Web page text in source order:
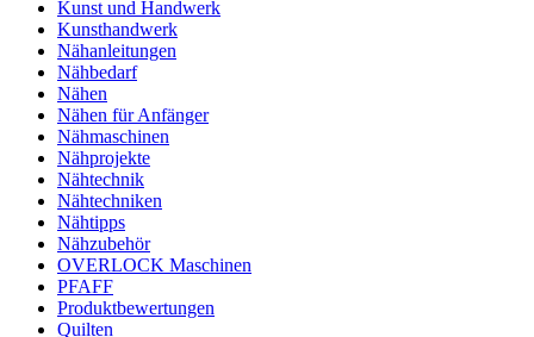
Kunst und Handwerk
Kunsthandwerk
Nähanleitungen
Nähbedarf
Nähen
Nähen für Anfänger
Nähmaschinen
Nähprojekte
Nähtechnik
Nähtechniken
Nähtipps
Nähzubehör
OVERLOCK Maschinen
PFAFF
Produktbewertungen
Quilten